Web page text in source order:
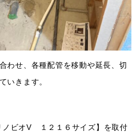
わせ、各種配管を移動や延長、切
いきます。
ノビオV １２１６サイズ】を取付